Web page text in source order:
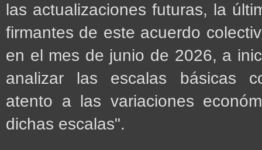
las actualizaciones futuras, la
firmantes de este acuerdo
en el mes de junio de 2026, a
analizar las escalas básicas
atento a las variaciones
dichas escalas".